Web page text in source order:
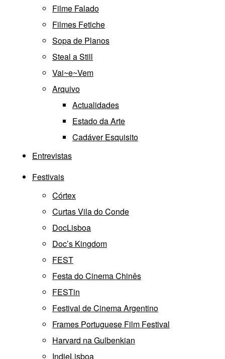
Filme Falado
Filmes Fetiche
Sopa de Planos
Steal a Still
Vai~e~Vem
Arquivo
Actualidades
Estado da Arte
Cadáver Esquisito
Entrevistas
Festivais
Córtex
Curtas Vila do Conde
DocLisboa
Doc’s Kingdom
FEST
Festa do Cinema Chinês
FESTin
Festival de Cinema Argentino
Frames Portuguese Film Festival
Harvard na Gulbenkian
IndieLisboa